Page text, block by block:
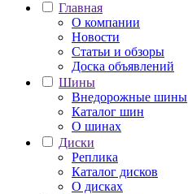
Главная
О компании
Новости
Статьи и обзоры
Доска объявлений
Шины
Внедорожные шины
Каталог шин
О шинах
Диски
Реплика
Каталог дисков
О дисках